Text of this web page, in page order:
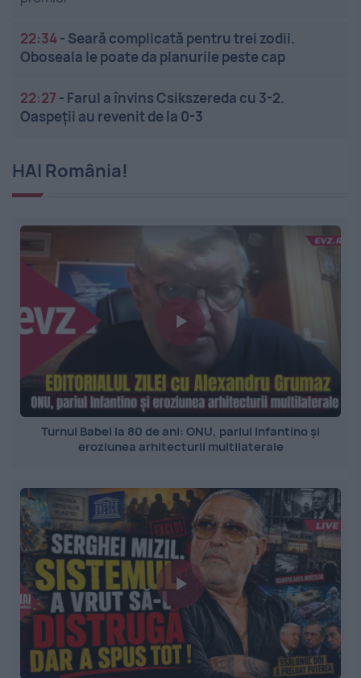
22:34- Seară complicată pentru trei zodii.
Oboseala le poate da planurile peste cap
22:27 - Farul a învins Csikszereda cu 3-2.
Oaspeții au revenit de la 0-3
HAI România!
Turnul Babel la 80 de ani: ONU, pariul Infantino și
eroziunea arhitecturii multilaterale